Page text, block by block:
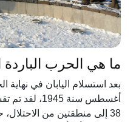
ما هي الحرب الباردة
أغسطس سنة
38 إلى منطقتين من